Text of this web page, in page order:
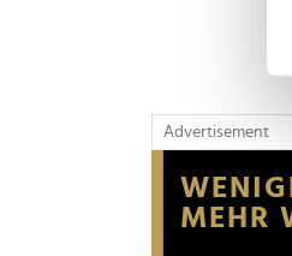
Advertisement